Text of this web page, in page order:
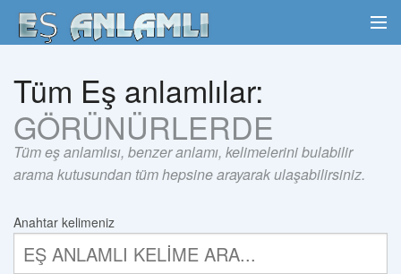
Tüm Eş anlamlılar:
GÖRÜNÜRLERDE
Tüm eş anlamlısı, benzer anlamı, kelimelerini bulabilir
arama kutusundan tüm hepsine arayarak ulaşabilirsiniz.
Anahtar kelimeniz